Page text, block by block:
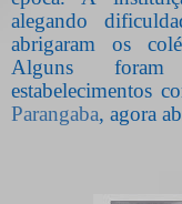
alegando
abrigaram os
Alguns foram
estabelecimentos
Parangaba, agora